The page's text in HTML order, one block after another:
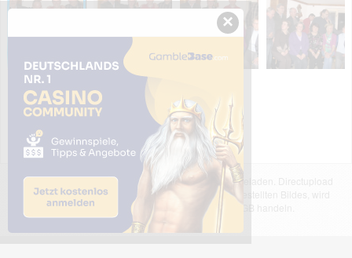
Das dargestellte Bild wurde von einem Nutzer hochgeladen. Directupload
übernimmt keinerlei Haftung für den Inhalt des dargestellten Bildes, wird
jedoch bei Verstößen nach §2(3) unserer AGB handeln.
×